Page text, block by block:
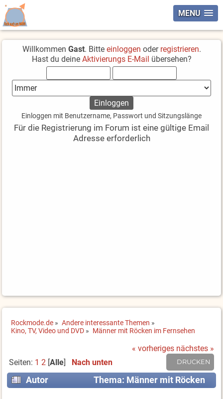
MENU
Willkommen Gast. Bitte einloggen oder registrieren.
Hast du deine Aktivierungs E-Mail übersehen?
Einloggen mit Benutzername, Passwort und Sitzungslänge
Für die Registrierung im Forum ist eine gültige Email
Adresse erforderlich
Rockmode.de » Andere interessante Themen »
Kino, TV, Video und DVD » Männer mit Röcken im Fernsehen
« vorheriges nächstes »
DRUCKEN
Seiten: 1 2[Alle] Nach unten
Autor
Thema: Männer mit Röcken